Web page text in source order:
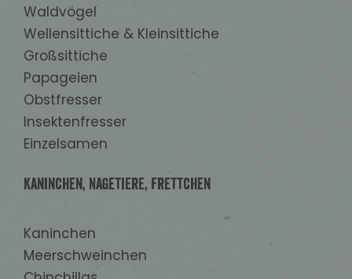
Waldvögel
Wellensittiche & Kleinsittiche
Großsittiche
Papageien
Obstfresser
Insektenfresser
Einzelsamen
Kaninchen, Nagetiere, Frettchen
Kaninchen
Meerschweinchen